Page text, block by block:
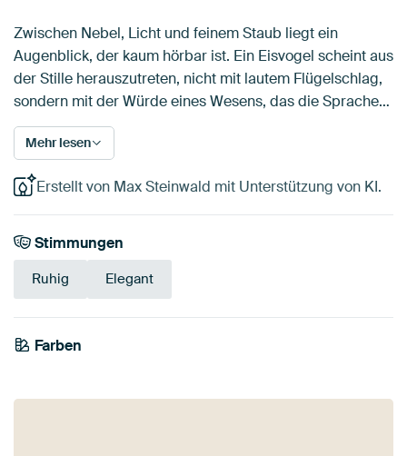
Zwischen Nebel, Licht und feinem Staub liegt ein
Augenblick, der kaum hörbar ist. Ein Eisvogel scheint aus
der Stille herauszutreten, nicht mit lautem Flügelschlag,
sondern mit der Würde eines Wesens, das die Sprache…
Mehr lesen
Erstellt von Max Steinwald mit Unterstützung von KI.
Stimmungen
Ruhig Elegant
Farben
Beige
Bronze